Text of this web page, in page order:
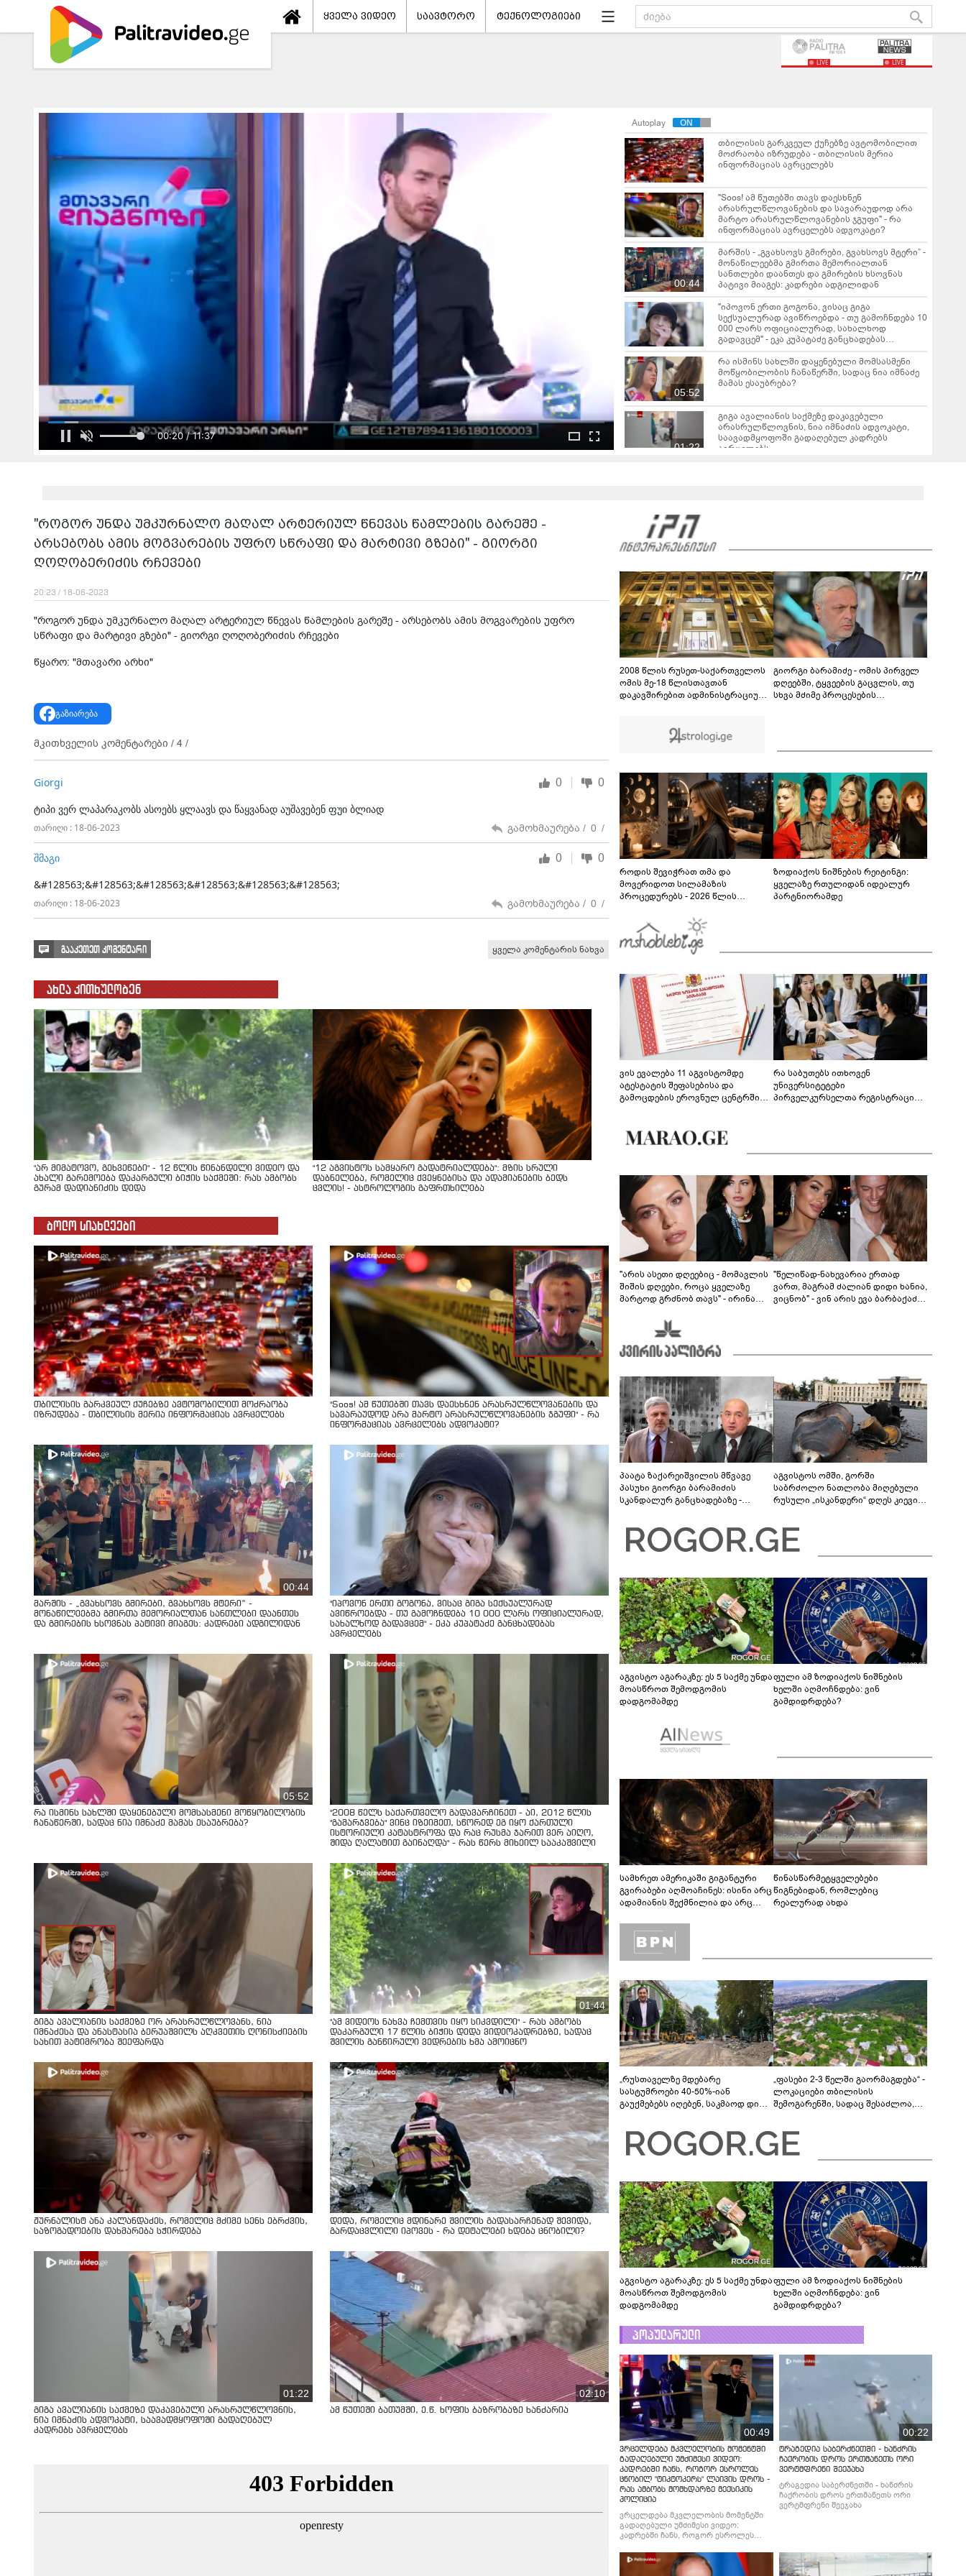
ყველა ვიდეო საავტორო ტექნოლოგიები
LIVE LIVE
00:22 / 11:37
Autoplay
თბილისის გარკვეულ ქუჩებზე ავტომობილით
მოძრაობა იზრუდება - თბილისის მერია
ინფორმაციას ავრცელებს
"Soos! ამ წუთებში თავს დაესხნენ
არასრულწლოვანების და სავარაუდოდ არა
მარტო არასრულწლოვანების ჯგუფი" - რა
ინფორმაციას ავრცელებს ადვოკატი?
00:44
მარშის - „გვახსოვს გმირები, გვახსოვს მტერი” -
მონაწილეებმა გმირთა მემორიალთან
სანთლები დაანთეს და გმირების ხსოვნას
პატივი მიაგეს: კადრები ადგილიდან
"იპოვონ ერთი გოგონა, ვისაც გიგა
სექსუალურად ავიწროებდა - თუ გამოჩნდება 10
000 ლარს ოფიციალურად, სახალხოდ
გადავცემ" - ეკა კუპატაძე განცხადებას
ავრცელებს
05:52
რა ისმინს სახლში დაყენებული მომსასმენი
მოწყობილობის ჩანაწერში, სადაც ნია იმნაძე
მამას ესაუბრება?
01:22
გიგა ავალიანის საქმეზე დაკავებული
არასრულწლოვნის, ნია იმნაძის ადვოკატი,
საავადმყოფოში გადაღებულ კადრებს
ავრცელებს
"მარშრუტკის" მძღოლს"
03:57
"ამ ვიდეოს ნახვის შემდეგ, როდესაც დავურეკე
გურამის დედას ცალსახად განაცხადა..." - რას
ამბობს ადვოკატი ტარიელ კაკაბაძე?
00:29
"- გათა***ბულო, წადი და დაწერე განცხადება
თუ დანაშაულს ჩავდივარ...- მემუქრები?" -
სოციალურ ქსელში სკანდალური კადრები
ვრცელდება
"როგორ უნდა უმკურნალო მაღალ არტერიულ წნევას წამლების გარეშე -
არსებობს ამის მოგვარების უფრო სწრაფი და მარტივი გზები" - გიორგი
ღოღობერიძის რჩევები
20:23 / 18-06-2023
"როგორ უნდა უმკურნალო მაღალ არტერიულ წნევას წამლების გარეშე - არსებობს ამის მოგვარების უფრო
სწრაფი და მარტივი გზები" - გიორგი ღოღობერიძის რჩევები
წყარო: "მთავარი არხი"
გაზიარება
მკითხველის კომენტარები / 4 /
Giorgi 0 0
ტიპი ვერ ლაპარაკობს ასოებს ყლაავს და წაყვანად აუშავებენ ფუი ბლიად
თარიღი : 18-06-2023 გამოხმაურება / 0 /
შმაგი 0 0
&#128563;&#128563;&#128563;&#128563;&#128563;&#128563;
თარიღი : 18-06-2023 გამოხმაურება / 0 /
გააკეთეთ კომენტარი ყველა კომენტარის ნახვა
ახლა კითხულობენ
"არ მიმატოვო, გეხვეწები" - 12 წლის წინანდელი ვიდეო და
ახალი გარემოება დაკარგული ბიჭის საქმეში: რას ამბობს
გურამ დადიანიძის დედა
"12 აგვისტოს სამყარო გადატრიალდება": მზის სრული
დაბნელება, რომელიც ქვეყნებისა და ადამიანების ბედს
ცვლის! - ასტროლოგის გაფრთხილება
ბოლო სიახლეები
თბილისის გარკვეულ ქუჩებზე ავტომობილით მოძრაობა
იზრუდება - თბილისის მერია ინფორმაციას ავრცელებს
"Soos! ამ წუთებში თავს დაესხნენ არასრულწლოვანების და
სავარაუდოდ არა მარტო არასრულწლოვანების ჯგუფი" - რა
ინფორმაციას ავრცელებს ადვოკატი?
00:44
მარშის - „გვახსოვს გმირები, გვახსოვს მტერი” -
მონაწილეებმა გმირთა მემორიალთან სანთლები დაანთეს
და გმირების ხსოვნას პატივი მიაგეს: კადრები ადგილიდან
"იპოვონ ერთი გოგონა, ვისაც გიგა სექსუალურად
ავიწროებდა - თუ გამოჩნდება 10 000 ლარს ოფიციალურად,
სახალხოდ გადავცემ" - ეკა კუპატაძე განცხადებას
ავრცელებს
05:52
რა ისმინს სახლში დაყენებული მომსასმენი მოწყობილობის
ჩანაწერში, სადაც ნია იმნაძე მამას ესაუბრება?
"2008 წელს საქართველო გადავარჩინეთ - აი, 2012 წლის
"გამარჯვება" ვინც იზეიმეთ, სწორედ ეგ იყო ქართული
ისტორიული კატასტროფა და რაც რუსმა ჯარით ვერ აიღო,
შიდა ღალატით გაინაღდა" - რას წერს მიხეილ სააკაშვილი
გიგა ავალიანის საქმეზე ორ არასრულწლოვანს, ნია
იმნაძესა და ანასტასია ბერუაშვილს აღკვეთის ღონისძიების
სახით პატიმრობა შეეფარდა
01:44
"ამ ვიდეოს ნახვა ჩემთვის იყო სიკვდილი" - რას ამბობს
დაკარგული 17 წლის ბიჭის დედა ვიდეოკადრებზე, სადაც
შვილის განწირული ვედრების ხმა ამოიცნო
ჟურნალისტ ანა კალანდაძეს, რომელიც მძიმე სენს ებრძვის,
საზოგადოების დახმარება სჭირდება
დედა, რომელიც მდინარე შვილის გადასარჩენად შევიდა,
გარდაცვლილი იპოვეს - რა დეტალები ხდება ცნობილი?
01:22
გიგა ავალიანის საქმეზე დაკავებული არასრულწლოვნის,
ნია იმნაძის ადვოკატი, საავადმყოფოში გადაღებულ
კადრებს ავრცელებს
02:10
ამ წუთეში ბათუმში, ე.წ. ხოფის ბაზრობაზე ხანძარია
2008 წლის რუსეთ-საქართველოს
ომის მე-18 წლისთავთან
დაკავშირებით ადმინისტრაციულ
გიორგი ბარამიძე - ომის პირველ
დღეებში, ტყვეების გაცვლის, თუ
სხვა მძიმე პროცესების
ვიცი
როდის შევიჭრათ თმა და
მოვერიდოთ სილამაზის
პროცედურებს - 2026 წლის
გზამკვლევი
ზოდიაქოს ნიშნების რეიტინგი:
ყველაზე რთულიდან იდეალურ
პარტნიორამდე
ვის ევალება 11 აგვისტომდე
ატესტატის შეფასებისა და
გამოცდების ეროვნულ ცენტრში
რა საბუთებს ითხოვენ
უნივერსიტეტები
პირველკურსელთა რეგისტრაციის
"არის ასეთი დღეებიც - მომავლის
შიშის დღეები, როცა ყველაზე
მარტოდ გრძნობ თავს" - ირინა
"წელიწად-ნახევარია ერთად
ვართ, მაგრამ ძალიან დიდი ხანია,
ვიცნობ" - ვინ არის ევა ბარბაქაძის
პაატა ზაქარეიშვილის მწვავე
პასუხი გიორგი ბარამიძის
სკანდალურ განცხადებაზე -
გადმოვასვენე... ბარამიძე კი
ტყუის"
აგვისტოს ომში, გორში
საბრძოლო ნათლობა მიღებული
რუსული „ისკანდერი“ დღეს კიევის
აგვისტო აგარაკზე: ეს 5 საქმე უნდა
მოასწროთ შემოდგომის
დადგომამდე
ფული ამ ზოდიაქოს ნიშნების
ხელში აღმოჩნდება: ვინ
გამდიდრდება?
სამხრეთ ამერიკაში გიგანტური
გვირაბები აღმოაჩინეს: ისინი არც
ადამიანის შექმნილია და არც
ლაბირინთები?
წინასწარმეტყველებები
წიგნებიდან, რომლებიც
რეალურად ახდა
„რუსთაველზე მდებარე
სასტუმროები 40-50%-იან
გაუქმებებს იღებენ, საკმაოდ დიდი
შეხვდებოდა“
„ფასები 2-3 წელში გაორმაგდება“ -
ლოკაციები თბილისის
შემოგარენში, სადაც შესაძლოა,
აგვისტო აგარაკზე: ეს 5 საქმე უნდა
მოასწროთ შემოდგომის
დადგომამდე
ფული ამ ზოდიაქოს ნიშნების
ხელში აღმოჩნდება: ვინ
გამდიდრდება?
პოპულარული
00:49
ვრცელდება მკვლელობის მომენტში
გადაღებული უმძიმესი ვიდეო:
კადრებში ჩანს, როგორ ესროლეს
ცნობილ "ტიკტოკერს" ლაივის დროს -
რას ამბობს მომხდარზე მექსიკის
პოლიცია
ვრცელდება მკვლელობის მომენტში
გადაღებული უმძიმესი ვიდეო:
კადრებში ჩანს, როგორ ესროლეს
რას ამბობს მომხდარზე მექსიკის
პოლიცია
00:22
ტრაგედია საბერძნეთში - ხანძრის
ჩაქრობის დროს ერთმანეთს ორი
ვერტმფრენი შეეჯახა
ტრაგედია საბერძნეთში - ხანძრის
ჩაქრობის დროს ერთმანეთს ორი
ვერტმფრენი შეეჯახა